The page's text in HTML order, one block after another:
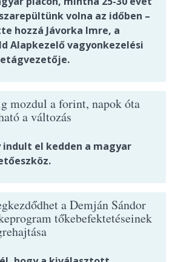
volna az időben –
hozzá Jávorka Imre, a
Alapkezelő vagyonkezelési
mozdul a forint, napok óta
a változás
indult el kedden a magyar
a Demján Sándor
tőkebefektetéseinek